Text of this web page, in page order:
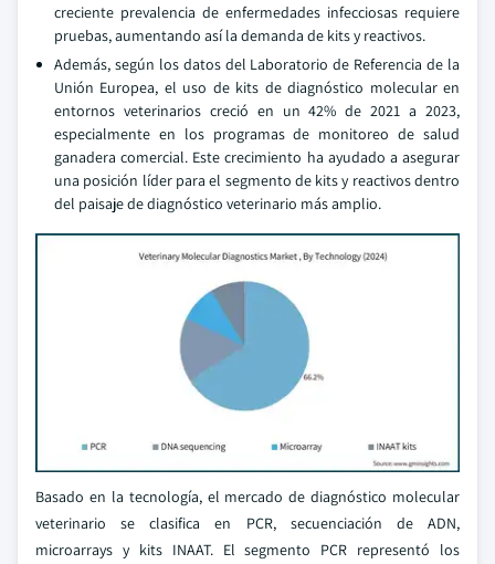
creciente prevalencia de enfermedades infecciosas requiere
pruebas, aumentando así la demanda de kits y reactivos.
Además, según los datos del Laboratorio de Referencia de la
Unión Europea, el uso de kits de diagnóstico molecular en
entornos veterinarios creció en un 42% de 2021 a 2023,
especialmente en los programas de monitoreo de salud
ganadera comercial. Este crecimiento ha ayudado a asegurar
una posición líder para el segmento de kits y reactivos dentro
del paisaje de diagnóstico veterinario más amplio.
Basado en la tecnología, el mercado de diagnóstico molecular
veterinario se clasifica en PCR, secuenciación de ADN,
microarrays y kits INAAT. El segmento PCR representó los